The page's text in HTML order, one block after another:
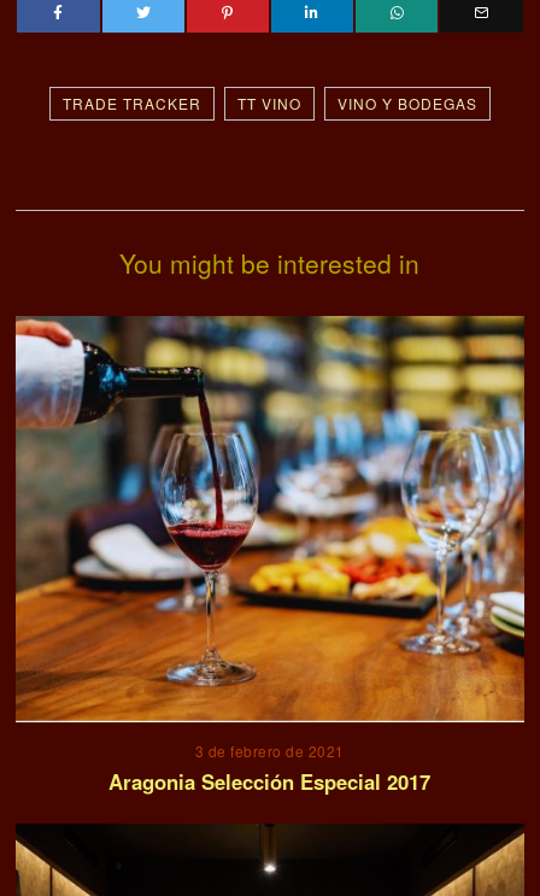
TRADE TRACKER TT VINO VINO Y BODEGAS
You might be interested in
3 de febrero de 2021
Aragonia Selección Especial 2017